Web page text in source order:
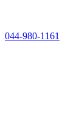
044-980-1161